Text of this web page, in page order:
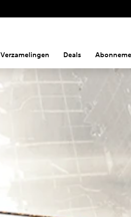
Verzamelingen Deals